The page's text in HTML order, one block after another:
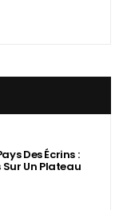
Des Écrins :
Sur Un Plateau